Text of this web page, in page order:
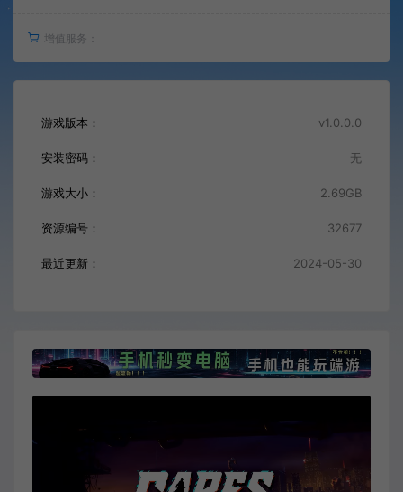
增值服务：
游戏版本： v1.0.0.0
安装密码： 无
游戏大小： 2.69GB
资源编号： 32677
最近更新： 2024-05-30